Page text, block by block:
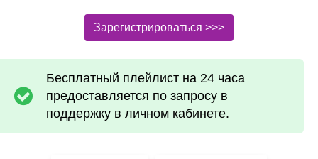
Зарегистрироваться >>>
Бесплатный плейлист на 24 часа
предоставляется по запросу в
поддержку в личном кабинете.